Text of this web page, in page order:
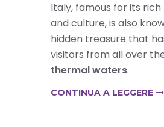
Italy, famous for its
and culture, is also
hidden treasure that
visitors from all over
thermal waters.
CONTINUA A LEGGERE